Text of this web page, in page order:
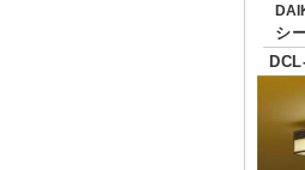
シ